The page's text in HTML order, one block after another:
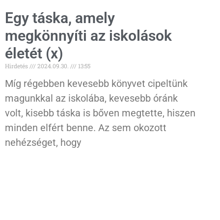
Egy táska, amely
megkönnyíti az iskolások
életét (x)
Hirdetés 2024.09.30. 13:55
Míg régebben kevesebb könyvet cipeltünk
magunkkal az iskolába, kevesebb óránk
volt, kisebb táska is bőven megtette, hiszen
minden elfért benne. Az sem okozott
nehézséget, hogy